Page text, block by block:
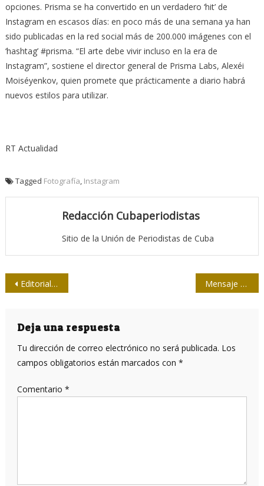
opciones. Prisma se ha convertido en un verdadero ‘hit’ de
Instagram en escasos días: en poco más de una semana ya han
sido publicadas en la red social más de 200.000 imágenes con el
‘hashtag’ #prisma. “El arte debe vivir incluso en la era de
Instagram”, sostiene el director general de Prisma Labs, Alexéi
Moiséyenkov, quien promete que prácticamente a diario habrá
nuevos estilos para utilizar.
RT Actualidad
Tagged Fotografía, Instagram
Redacción Cubaperiodistas
Sitio de la Unión de Periodistas de Cuba
Navegación
entradas
Editorial Pablo prepara tres títulos por los 90 de Fidel Mensaje de condolencia del Presidente de la Felap
Deja una respuesta
Tu dirección de correo electrónico no será publicada. Los
campos obligatorios están marcados con *
Comentario *